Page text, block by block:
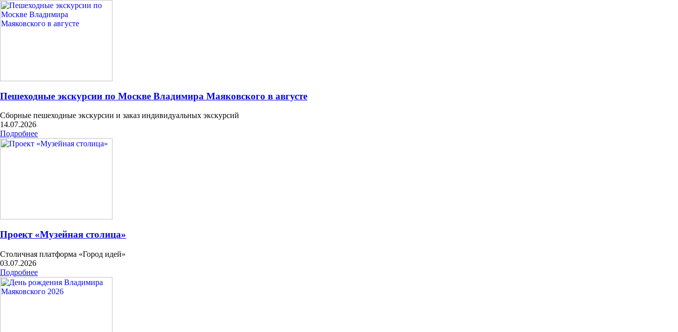
Пешеходные экскурсии по Москве Владимира Маяковского в августе
Сборные пешеходные экскурсии и заказ индивидуальных экскурсий
14.07.2026
Подробнее
Проект «Музейная столица»
Столичная платформа «Город идей»
03.07.2026
Подробнее